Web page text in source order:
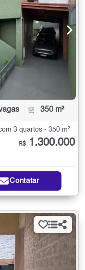
350 m²
3 quartos - 350 m²
R$ 1.300.000
Contatar